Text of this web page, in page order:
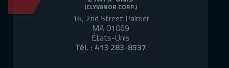
(CLYVANOR CORP.)
16, 2nd Street Palmer
MA 01069
États-Unis
Tél. : 413 283-8537